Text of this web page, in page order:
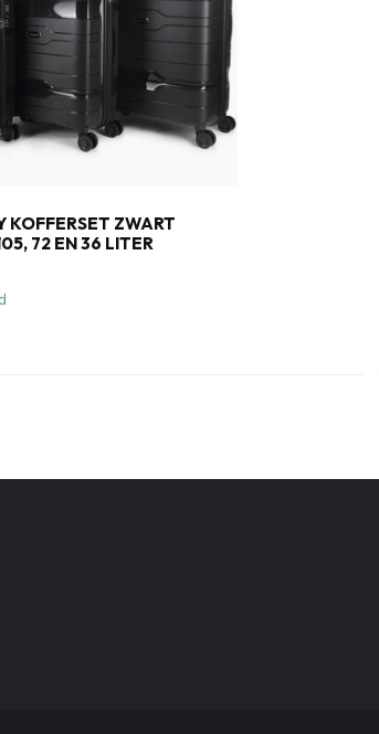
KOFFERSET ZWART
72 EN 36 LITER